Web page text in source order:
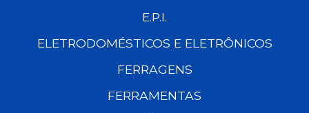
E.P.I.
ELETRODOMÉSTICOS E ELETRÔNICOS
FERRAGENS
FERRAMENTAS